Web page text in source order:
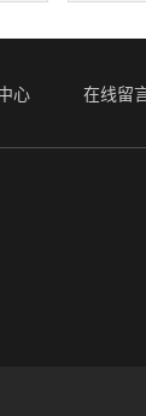
心 在线留